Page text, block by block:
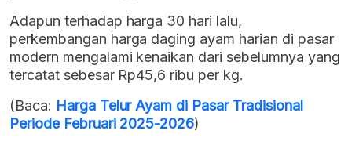
Adapun terhadap harga 30 hari lalu,
perkembangan harga daging ayam harian di pasar
modern mengalami kenaikan dari sebelumnya yang
tercatat sebesar Rp45,6 ribu per kg.
(Baca: Harga Telur Ayam di Pasar Tradisional
Periode Februari 2025-2026)